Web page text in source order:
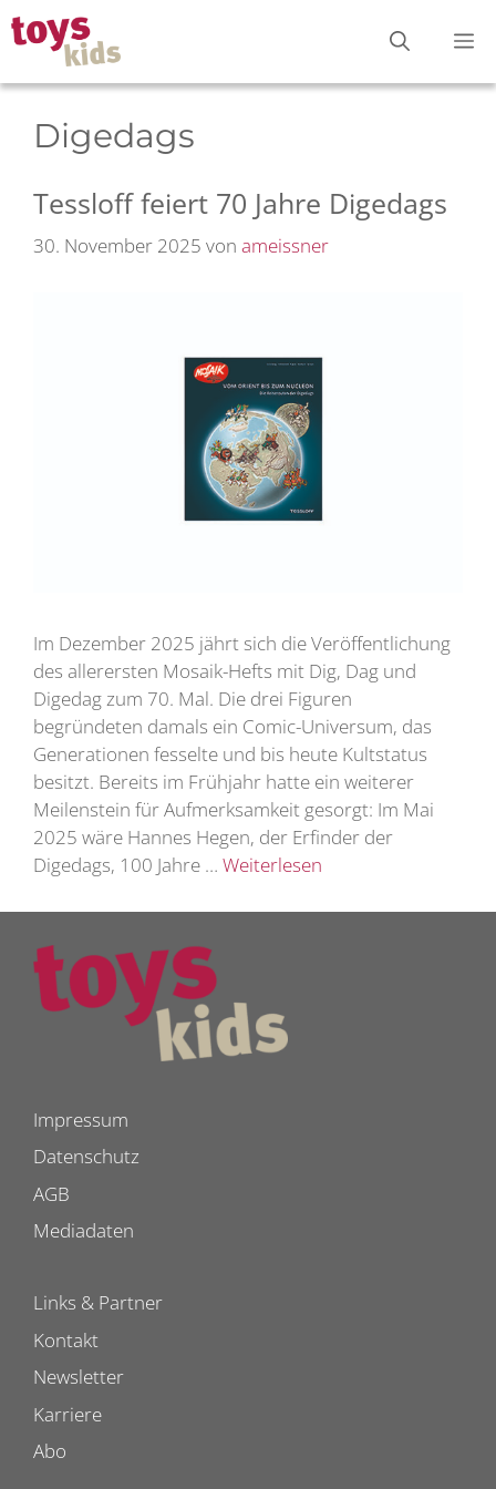
Zum
Inhalt
springen
Digedags
Tessloff feiert 70 Jahre Digedags
30. November 2025 von ameissner
Im Dezember 2025 jährt sich die Veröffentlichung
des allerersten Mosaik-Hefts mit Dig, Dag und
Digedag zum 70. Mal. Die drei Figuren
begründeten damals ein Comic-Universum, das
Generationen fesselte und bis heute Kultstatus
besitzt. Bereits im Frühjahr hatte ein weiterer
Meilenstein für Aufmerksamkeit gesorgt: Im Mai
2025 wäre Hannes Hegen, der Erfinder der
Digedags, 100 Jahre … Weiterlesen
Impressum
Datenschutz
AGB
Mediadaten
Links & Partner
Kontakt
Newsletter
Karriere
Abo